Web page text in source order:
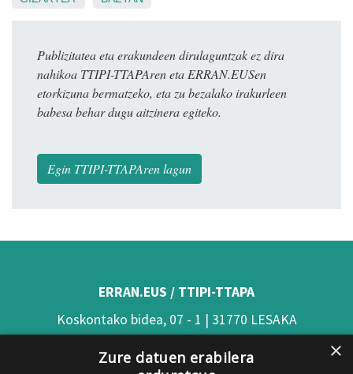
Publizitatea eta erakundeen dirulaguntzak ez dira
nahikoa TTIPI-TTAPAren eta ERRAN.EUSen
etorkizuna bermatzeko, eta zu bezalako irakurleen
babesa behar dugu aitzinera egiteko.
Egin TTIPI-TTAPAren lagun
ERRAN.EUS / TTIPI-TTAPA
Koskontako bidea, 07 - 1 | 31770 LESAKA
×
Zure datuen erabilera